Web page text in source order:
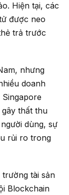
Hiện tại, các
được neo
trả trước
nhưng
doanh
thất thu
dùng, sự
rủi ro trong
tài sản
Blockchain